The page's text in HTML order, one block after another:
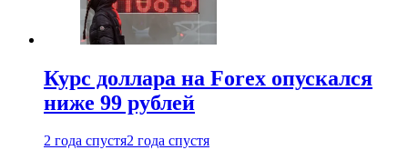
Курс доллара на Forex опускался
ниже 99 рублей
2 года спустя2 года спустя